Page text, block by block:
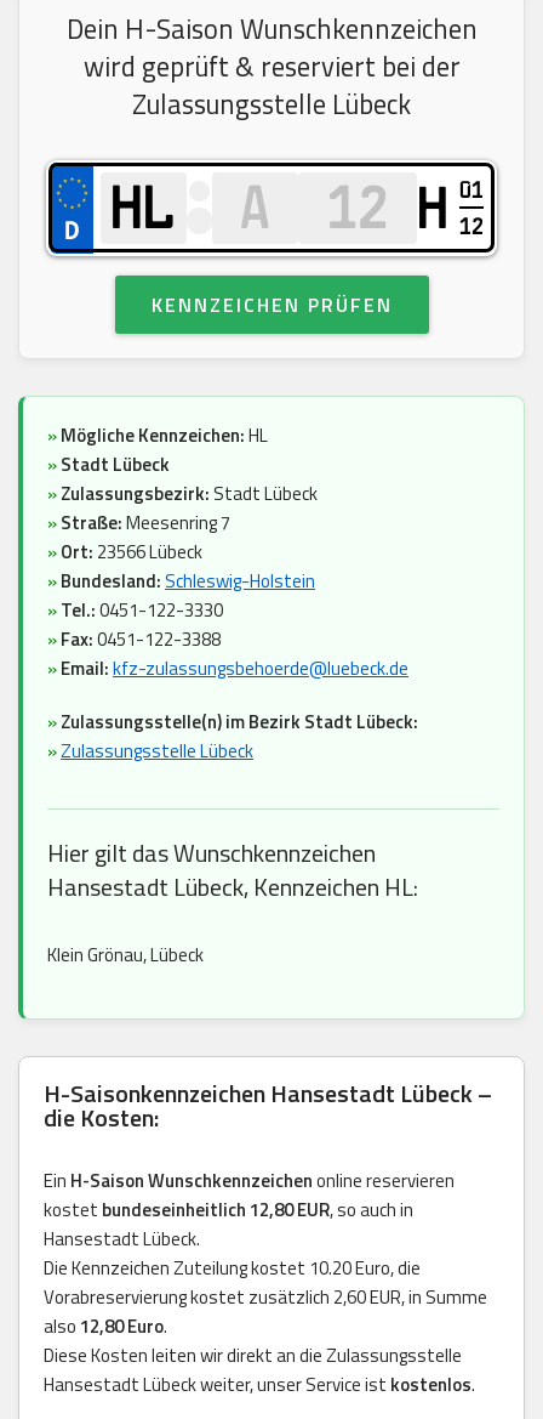
Dein H-Saison Wunschkennzeichen
wird geprüft & reserviert bei der
Zulassungsstelle Lübeck
H 01
12
KENNZEICHEN PRÜFEN
»Mögliche Kennzeichen:HL
»Stadt Lübeck
»Zulassungsbezirk: Stadt Lübeck
»Straße:Meesenring 7
»Ort: 23566 Lübeck
»Bundesland:Schleswig-Holstein
»Tel.:0451-122-3330
»Fax:0451-122-3388
»Email:kfz-zulassungsbehoerde@luebeck.de
»Zulassungsstelle(n) im Bezirk Stadt Lübeck:
»Zulassungsstelle Lübeck
Hier gilt das Wunschkennzeichen
Hansestadt Lübeck, Kennzeichen HL:
Klein Grönau, Lübeck
H-Saisonkennzeichen Hansestadt Lübeck –
die Kosten:
Ein H-Saison Wunschkennzeichenonline reservieren
kostet bundeseinheitlich 12,80 EUR, so auch in
Hansestadt Lübeck.
Die Kennzeichen Zuteilung kostet 10.20 Euro, die
Vorabreservierung kostet zusätzlich 2,60 EUR, in Summe
also 12,80 Euro.
Diese Kosten leiten wir direkt an die Zulassungsstelle
Hansestadt Lübeck weiter, unser Service ist kostenlos.